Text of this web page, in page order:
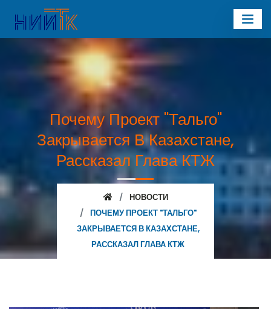
Почему Проект "Тальго"
Закрывается В Казахстане,
Рассказал Глава КТЖ
НОВОСТИ
ПОЧЕМУ ПРОЕКТ "ТАЛЬГО"
ЗАКРЫВАЕТСЯ В КАЗАХСТАНЕ,
РАССКАЗАЛ ГЛАВА КТЖ